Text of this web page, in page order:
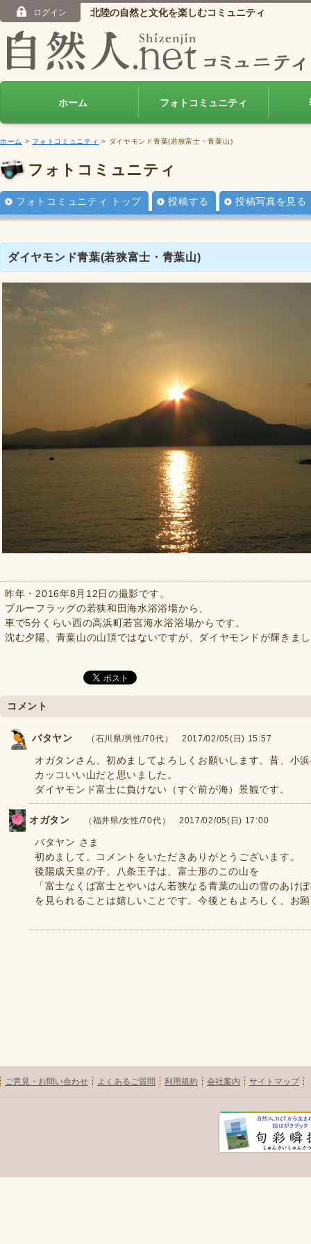
ログイン 北陸の自然と文化を楽しむコミュニティ
ホーム フォトコミュニティ
ホーム > フォトコミュニティ > ダイヤモンド青葉(若狭富士・青葉山)
フォトコミュニティ
フォトコミュニティ トップ 投稿する 投稿写真を見る
ダイヤモンド青葉(若狭富士・青葉山)
昨年・2016年8月12日の撮影です。
ブルーフラッグの若狭和田海水浴浴場から、
車で5分くらい西の高浜町若宮海水浴浴場からです。
沈む夕陽、青葉山の山頂ではないですが、ダイヤモンドが輝きま
コメント
バタヤン （石川県/男性/70代） 2017/02/05(日) 15:57
オガタンさん、初めましてよろしくお願いします。昔、小
カッコいい山だと思いました。
ダイヤモンド富士に負けない（すぐ前が海）景観です。
オガタン （福井県/女性/70代） 2017/02/05(日) 17:00
バタヤン さま
初めまして。コメントをいただきありがとうございます。
後陽成天皇の子、八条王子は、富士形のこの山を
「富士なくば富士とやいはん若狭なる青葉の山の雪のあけ
を見られることは嬉しいことです。今後ともよろしく、お
ご意見・お問い合わせ よくあるご質問 利用規約 会社案内 サイトマップ